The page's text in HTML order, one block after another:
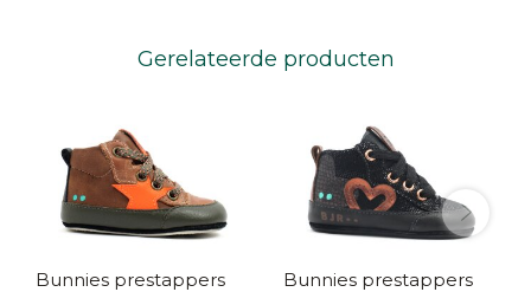
Gerelateerde producten
Bunnies prestappers
Bunnies prestappers